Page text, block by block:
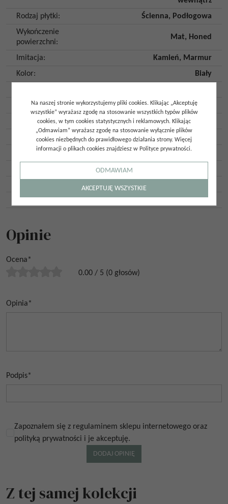
Rodzaj płytki: Ścienna, Podłogowa
Wykończenie
powierzchni:
Mat, Honed
Imitacja: Kamień, Marmur
Kolor:
Biały
Płytka rektyfikowana:
Mrozoodporność:
Ilość twarzy :
Ilość szt. w opakowaniu:
Kraj pochodzenia: Hiszpania
Opinie
Ocena*
0.00 / 5 (0 głosów)
Opinia*
Podpis*
Zapoznałem się z regulaminem sklepu internetowego oraz
polityką prywatności i je akceptuję.
Z tej samej kolekcji
Na naszej stronie wykorzystujemy pliki cookies. Klikając „Akceptuję
wszystkie” wyrażasz zgodę na stosowanie wszystkich typów plików
cookies, w tym cookies statystycznych i reklamowych. Klikając
„Odmawiam” wyrażasz zgodę na stosowanie wyłącznie plików
cookies niezbędnych do prawidłowego działania strony. Więcej
informacji o plikach cookies znajdziesz w Polityce prywatności.
ODMAWIAM
AKCEPTUJĘ WSZYSTKIE